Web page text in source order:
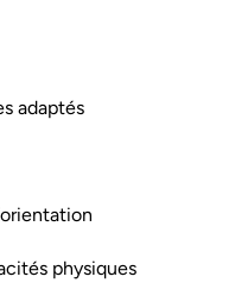
adaptés
physiques